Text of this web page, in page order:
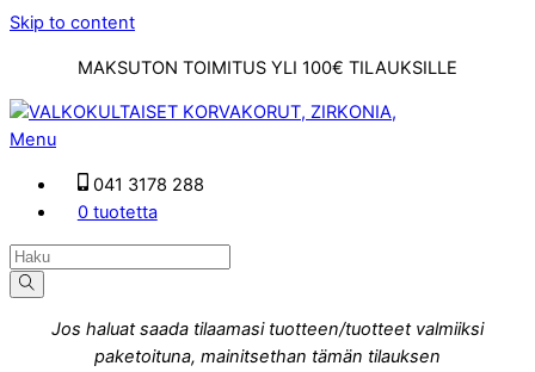
Skip to content
MAKSUTON TOIMITUS YLI 100€ TILAUKSILLE
Menu
041 3178 288
0 tuotetta
Jos haluat saada tilaamasi tuotteen/tuotteet valmiiksi
paketoituna, mainitsethan tämän tilauksen